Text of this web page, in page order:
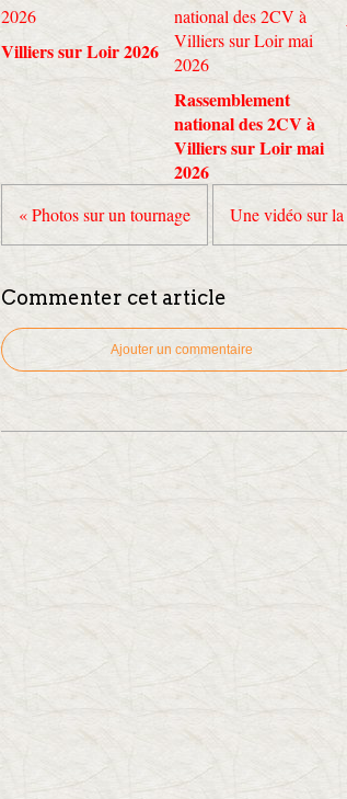
Villiers sur Loir 2026
Rassemblement
national des 2CV à
Villiers sur Loir mai
2026
« Photos sur un tournage Une vidéo sur
Commenter cet article
Ajouter un commentaire